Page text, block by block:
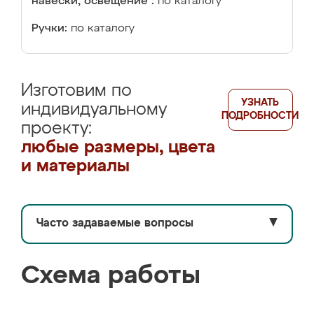
Ручки: по каталогу
Изготовим по
индивидуальному
проекту:
любые размеры, цвета
и материалы
УЗНАТЬ
ПОДРОБНОСТИ
Часто задаваемые вопросы ▼
Схема работы